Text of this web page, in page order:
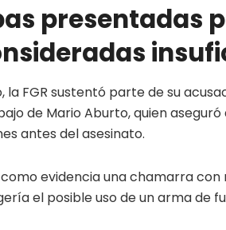
presentadas
la FGR sustentó parte de su
de Mario Aburto, quien aseguró
antes del asesinato.
evidencia una chamarra con
el posible uso de un arma de